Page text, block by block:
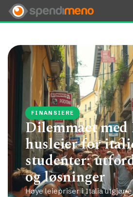
FINANSIERE
Dilemmaet med
husleier for
studenter:
og løsninger
Høye leiepriser i Italia utgjør